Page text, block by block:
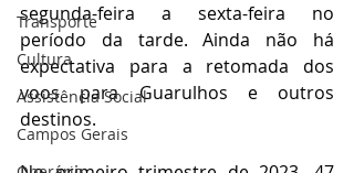
Transporte
Cultura
Assistência Social
Campos Gerais
segunda-feira a sexta-feira no
período da tarde. Ainda não há
expectativa para a retomada dos
voos para Guarulhos e outros
destinos.